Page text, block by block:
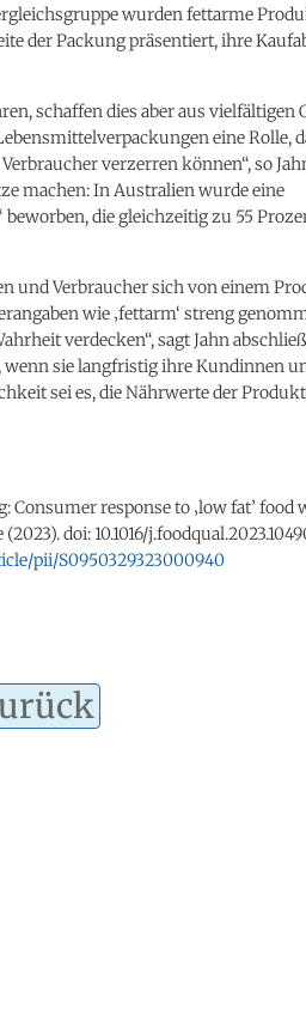
wurden fettarme
der Packung präsentiert, ihre
schaffen dies aber aus vielfältigen
eine Rolle,
verzerren können“, so
machen: In Australien wurde eine
die gleichzeitig zu 55
und Verbraucher sich von einem
wie ‚fettarm‘ streng
verdecken“, sagt Jahn
sie langfristig ihre Kundinnen
sei es, die Nährwerte der
Consumer response to ‚low fat’ food
doi: 10.1016/
pii/S0950329323000940